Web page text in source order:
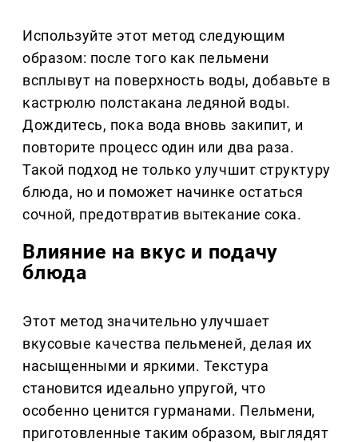
Используйте этот метод следующим
образом: после того как пельмени
всплывут на поверхность воды, добавьте в
кастрюлю полстакана ледяной воды.
Дождитесь, пока вода вновь закипит, и
повторите процесс один или два раза.
Такой подход не только улучшит структуру
блюда, но и поможет начинке остаться
сочной, предотвратив вытекание сока.
Влияние на вкус и подачу
блюда
Этот метод значительно улучшает
вкусовые качества пельменей, делая их
насыщенными и яркими. Текстура
становится идеально упругой, что
особенно ценится гурманами. Пельмени,
приготовленные таким образом, выглядят